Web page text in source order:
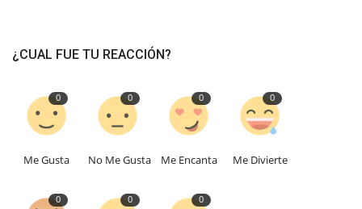
¿CUAL FUE TU REACCIÓN?
0
Me Gusta
0
No Me Gusta
0
Me Encanta
0
Me Divierte
0 0 0